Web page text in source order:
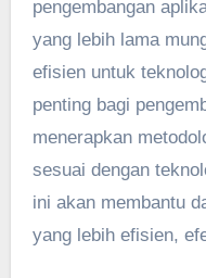
pengembangan
yang lebih lama
efisien untuk
penting bagi
menerapkan
sesuai dengan
ini akan membantu
yang lebih efisien,